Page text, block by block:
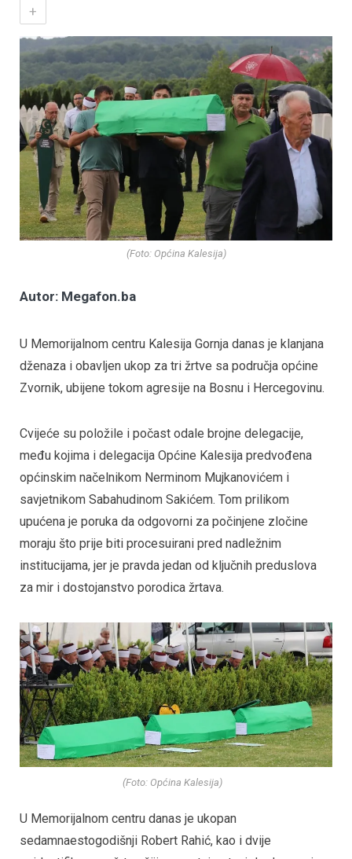
+
(Foto: Općina Kalesija)
Autor: Megafon.ba
U Memorijalnom centru Kalesija Gornja danas je klanjana
dženaza i obavljen ukop za tri žrtve sa područja općine
Zvornik, ubijene tokom agresije na Bosnu i Hercegovinu.
Cvijeće su položile i počast odale brojne delegacije,
među kojima i delegacija Općine Kalesija predvođena
općinskim načelnikom Nerminom Mujkanovićem i
savjetnikom Sabahudinom Sakićem. Tom prilikom
upućena je poruka da odgovorni za počinjene zločine
moraju što prije biti procesuirani pred nadležnim
institucijama, jer je pravda jedan od ključnih preduslova
za mir i dostojanstvo porodica žrtava.
(Foto: Općina Kalesija)
U Memorijalnom centru danas je ukopan
sedamnaestogodišnji Robert Rahić, kao i dvije